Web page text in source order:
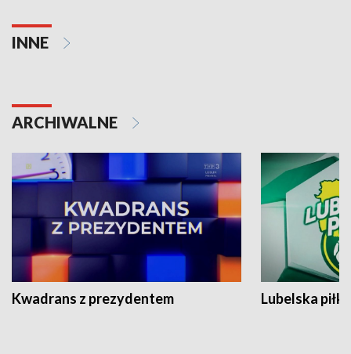
INNE
ARCHIWALNE
Kwadrans z prezydentem Lubelska piłka